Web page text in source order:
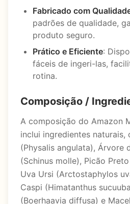
Fabricado com
padrões de qualidade,
produto seguro.
Prático e Eficiente:
fáceis de ingeri-las,
rotina.
Composição /
A composição do Amazon
inclui ingredientes naturais,
(Physalis angulata), Árvore
(Schinus molle), Picão
Uva Ursi (Arctostaphylos
Caspi (Himatanthus
(Boerhaavia diffusa) e